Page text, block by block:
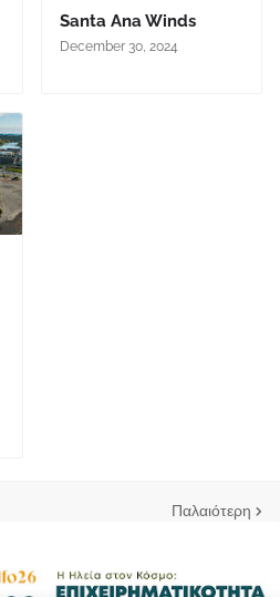
Santa Ana Winds
December 30, 2024
Παλαιότερη